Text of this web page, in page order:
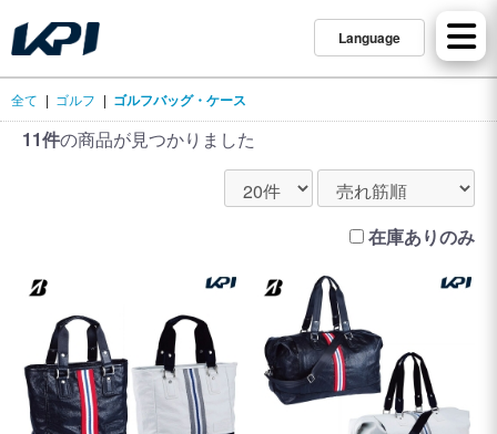
Language
全て | ゴルフ | ゴルフバッグ・ケース
11件の商品が見つかりました
在庫ありのみ